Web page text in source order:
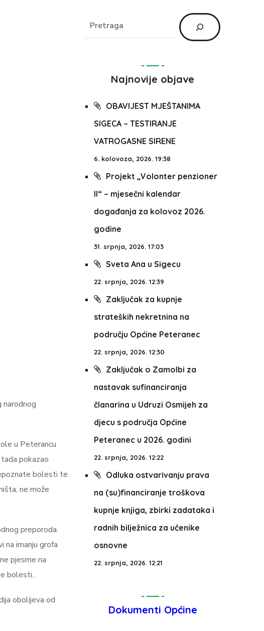
narodnog
u Peterancu
pokazao
bolesti te
ne može
preporoda.
imanju grofa
pjesme na
bolesti..
obolijeva od
Najnovije objave
OBAVIJEST MJEŠTANIMA
SIGECA – TESTIRANJE
VATROGASNE SIRENE
6. kolovoza, 2026. 19:38
Projekt „Volonter penzioner
II“ – mjesečni kalendar
događanja za kolovoz 2026.
godine
31. srpnja, 2026. 17:03
Sveta Ana u Sigecu
22. srpnja, 2026. 12:39
Zaključak za kupnje
strateških nekretnina na
području Općine Peteranec
22. srpnja, 2026. 12:30
Zaključak o Zamolbi za
nastavak sufinanciranja
članarina u Udruzi Osmijeh za
djecu s područja Općine
Peteranec u 2026. godini
22. srpnja, 2026. 12:22
Odluka ostvarivanju prava
na (su)financiranje troškova
kupnje knjiga, zbirki zadataka i
radnih bilježnica za učenike
osnovne
22. srpnja, 2026. 12:21
Dokumenti Općine